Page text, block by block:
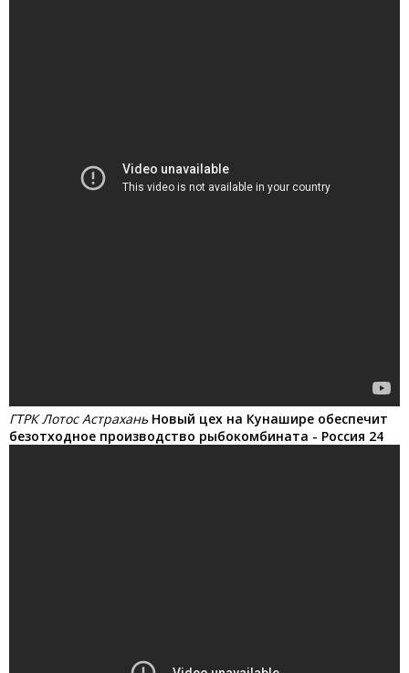
ГТРК Лотос Астрахань Новый цех на Кунашире обеспечит
безотходное производство рыбокомбината - Россия 24